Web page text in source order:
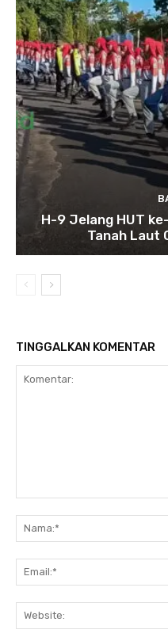
H-9 Jelang HUT
Tanah Laut
TINGGALKAN KOMENTAR